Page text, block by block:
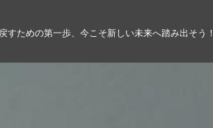
すための第一歩、今こそ新しい未来へ踏み出そう！